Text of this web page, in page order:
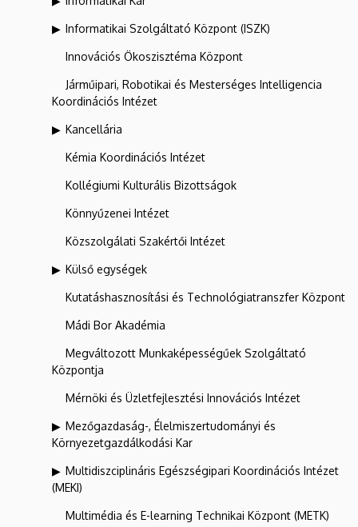
Informatikai Szolgáltató Központ (ISZK)
Innovációs Ökoszisztéma Központ
Járműipari, Robotikai és Mesterséges Intelligencia
Koordinációs Intézet
Kancellária
Kémia Koordinációs Intézet
Kollégiumi Kulturális Bizottságok
Könnyűzenei Intézet
Közszolgálati Szakértői Intézet
Külső egységek
Kutatáshasznosítási és Technológiatranszfer Központ
Mádi Bor Akadémia
Megváltozott Munkaképességűek Szolgáltató
Központja
Mérnöki és Üzletfejlesztési Innovációs Intézet
Mezőgazdaság-, Élelmiszertudományi és
Környezetgazdálkodási Kar
Multidiszciplináris Egészségipari Koordinációs Intézet
(MEKI)
Multimédia és E-learning Technikai Központ (METK)